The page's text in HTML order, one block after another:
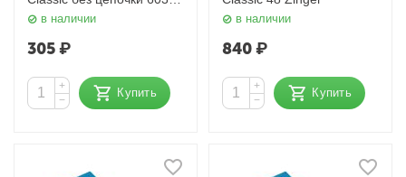
Zinger
в наличии
305₽
+
−
Купить
в наличии
840₽
+
−
Купить